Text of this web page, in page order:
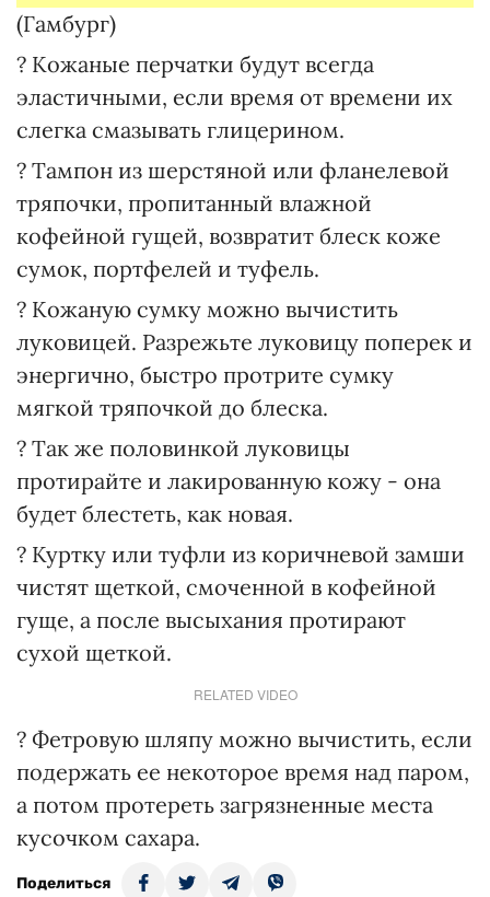
(Гамбург)
? Кожаные перчатки будут всегда
эластичными, если время от времени их
слегка смазывать глицерином.
? Тампон из шерстяной или фланелевой
тряпочки, пропитанный влажной
кофейной гущей, возвратит блеск коже
сумок, портфелей и туфель.
? Кожаную сумку можно вычистить
луковицей. Разрежьте луковицу поперек и
энергично, быстро протрите сумку
мягкой тряпочкой до блеска.
? Так же половинкой луковицы
протирайте и лакированную кожу - она
будет блестеть, как новая.
? Куртку или туфли из коричневой замши
чистят щеткой, смоченной в кофейной
гуще, а после высыхания протирают
сухой щеткой.
RELATED VIDEO
? Фетровую шляпу можно вычистить, если
подержать ее некоторое время над паром,
а потом протереть загрязненные места
кусочком сахара.
Поделиться